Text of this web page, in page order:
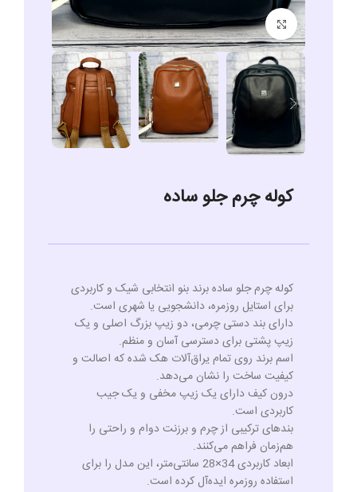
برای بزرگنمایی کلیک کنید
کوله چرم جلو ساده
کوله چرم جلو ساده برند بنو انتخابی شیک و کاربردی
برای استایل روزمره، دانشجویی یا شهری است.
دارای بند دستی چرمی، دو زیپ بزرگ اصلی و یک
زیپ پشتی برای دسترسی آسان و منظم.
اسم برند روی تمام یراق‌آلات هک شده که اصالت و
کیفیت ساخت را نشان می‌دهد.
درون کیف دارای یک زیپ مخفی و یک جیب
کاربردی است.
بندهای ترکیبی از چرم و برزنت دوام و راحتی را
هم‌زمان فراهم می‌کنند.
ابعاد کاربردی 34×28 سانتی‌متر، این مدل را برای
استفاده روزمره ایده‌آل کرده است.